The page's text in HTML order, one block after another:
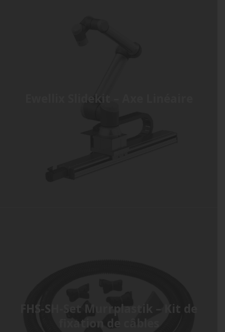
Ewellix Slidekit – Axe Linéaire
FHS-SH-Set Murrplastik – Kit de
fixation de câbles